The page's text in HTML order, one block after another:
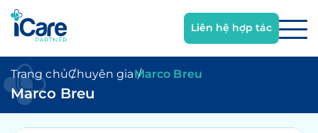
Trang chủChuyên giaMarco Breu
Marco Breu